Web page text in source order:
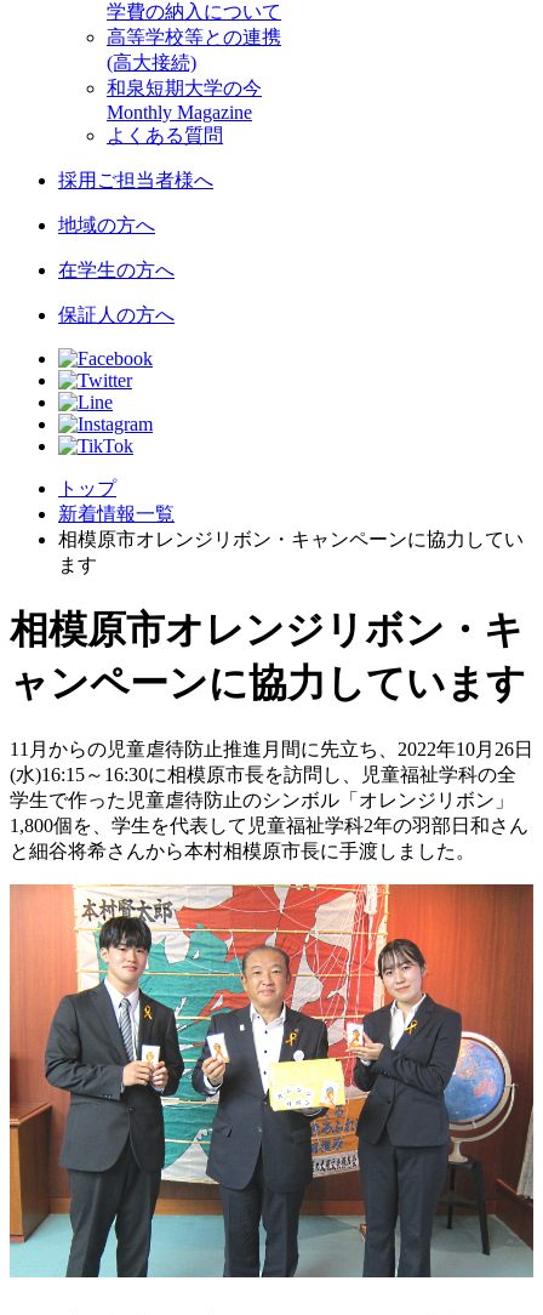
学費の納入について
高等学校等との連携
(高大接続)
和泉短期大学の今
Monthly Magazine
よくある質問
採用ご担当者様へ
地域の方へ
在学生の方へ
保証人の方へ
トップ
新着情報一覧
相模原市オレンジリボン・キャンペーンに協力してい
ます
相模原市オレンジリボン・キ
ャンペーンに協力しています
11月からの児童虐待防止推進月間に先立ち、2022年10月26日
(水)16:15～16:30に相模原市長を訪問し、児童福祉学科の全
学生で作った児童虐待防止のシンボル「オレンジリボン」
1,800個を、学生を代表して児童福祉学科2年の羽部日和さん
と細谷将希さんから本村相模原市長に手渡しました。